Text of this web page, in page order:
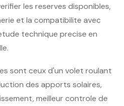
les reserves disponibles,
et la compatibilite avec
technique precise en
sont ceux d'un volet roulant
des apports solaires,
meilleur controle de